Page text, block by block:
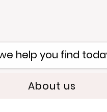
About us